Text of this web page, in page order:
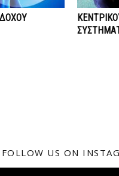
FOLLOW US ON